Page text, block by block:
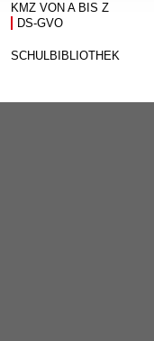
KMZ VON A BIS Z
DS-GVO
SCHULBIBLIOTHEK